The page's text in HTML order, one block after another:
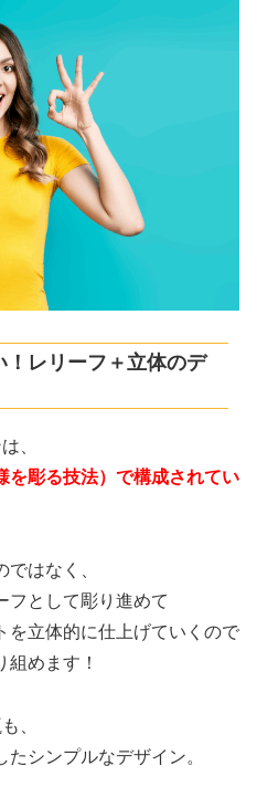
レリーフ＋立体のデ
、
を彫る技法）で構成されてい
はなく、
フとして彫り進めて
を立体的に仕上げていくので
めます！
、
シンプルなデザイン。